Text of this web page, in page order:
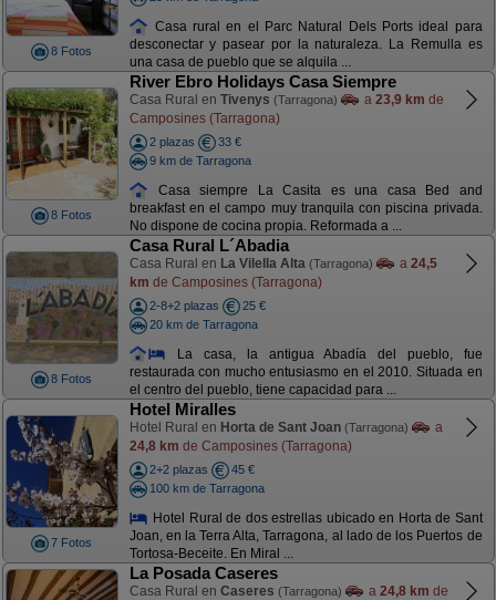
8 Fotos
Casa rural en el Parc Natural Dels Ports ideal para
desconectar y pasear por la naturaleza. La Remulla es
una casa de pueblo que se alquila ...
8 Fotos
River Ebro Holidays Casa Siempre
Casa Rural en Tivenys (Tarragona) a 23,9 km de
Camposines (Tarragona)
2 plazas
33 €
9 km de Tarragona
Casa siempre La Casita es una casa Bed and
breakfast en el campo muy tranquila con piscina privada.
No dispone de cocina propia. Reformada a ...
8 Fotos
Casa Rural L´Abadia
Casa Rural en La Vilella Alta (Tarragona) a 24,5
km de Camposines (Tarragona)
2-8+2 plazas
25 €
20 km de Tarragona
La casa, la antigua Abadía del pueblo, fue
restaurada con mucho entusiasmo en el 2010. Situada en
el centro del pueblo, tiene capacidad para ...
7 Fotos
Hotel Miralles
Hotel Rural en Horta de Sant Joan (Tarragona)
a
24,8 km de Camposines (Tarragona)
2+2 plazas
45 €
100 km de Tarragona
Hotel Rural de dos estrellas ubicado en Horta de Sant
Joan, en la Terra Alta, Tarragona, al lado de los Puertos de
Tortosa-Beceite. En Miral ...
La Posada Caseres
Casa Rural en Caseres (Tarragona) a 24,8 km de